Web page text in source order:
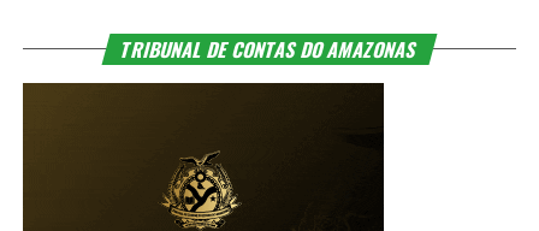
TRIBUNAL DE CONTAS DO AMAZONAS